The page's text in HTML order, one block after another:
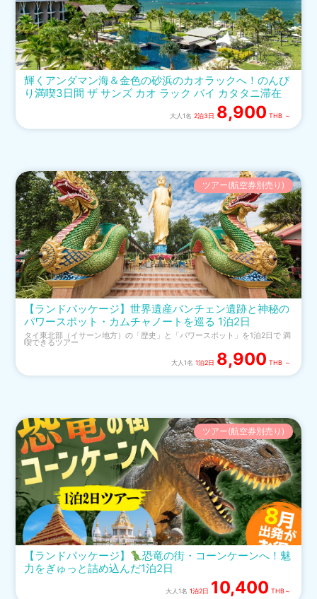
輝くアンダマン海＆金色の砂浜のカオラックへ！のんび
り満喫3日間 ザ サンズ カオ ラック バイ カタタニ滞在
大人1名 2泊3日 8,900 THB ～
【ランドパッケージ】世界遺産バンチェン遺跡と神秘の
パワースポット・カムチャノートを巡る 1泊2日
​タイ東北部（イサーン地方）の「歴史」と「パワースポット」を1泊2日で 満
喫できるツアー
ツアー(航空券別売り)
大人1名 1泊2日 8,900 THB ～
【ランドパッケージ】
恐竜の街・コーンケーンへ！魅
力をぎゅっと詰め込んだ1泊2日
ツアー(航空券別売り)
大人1名 1泊2日 10,400 THB～